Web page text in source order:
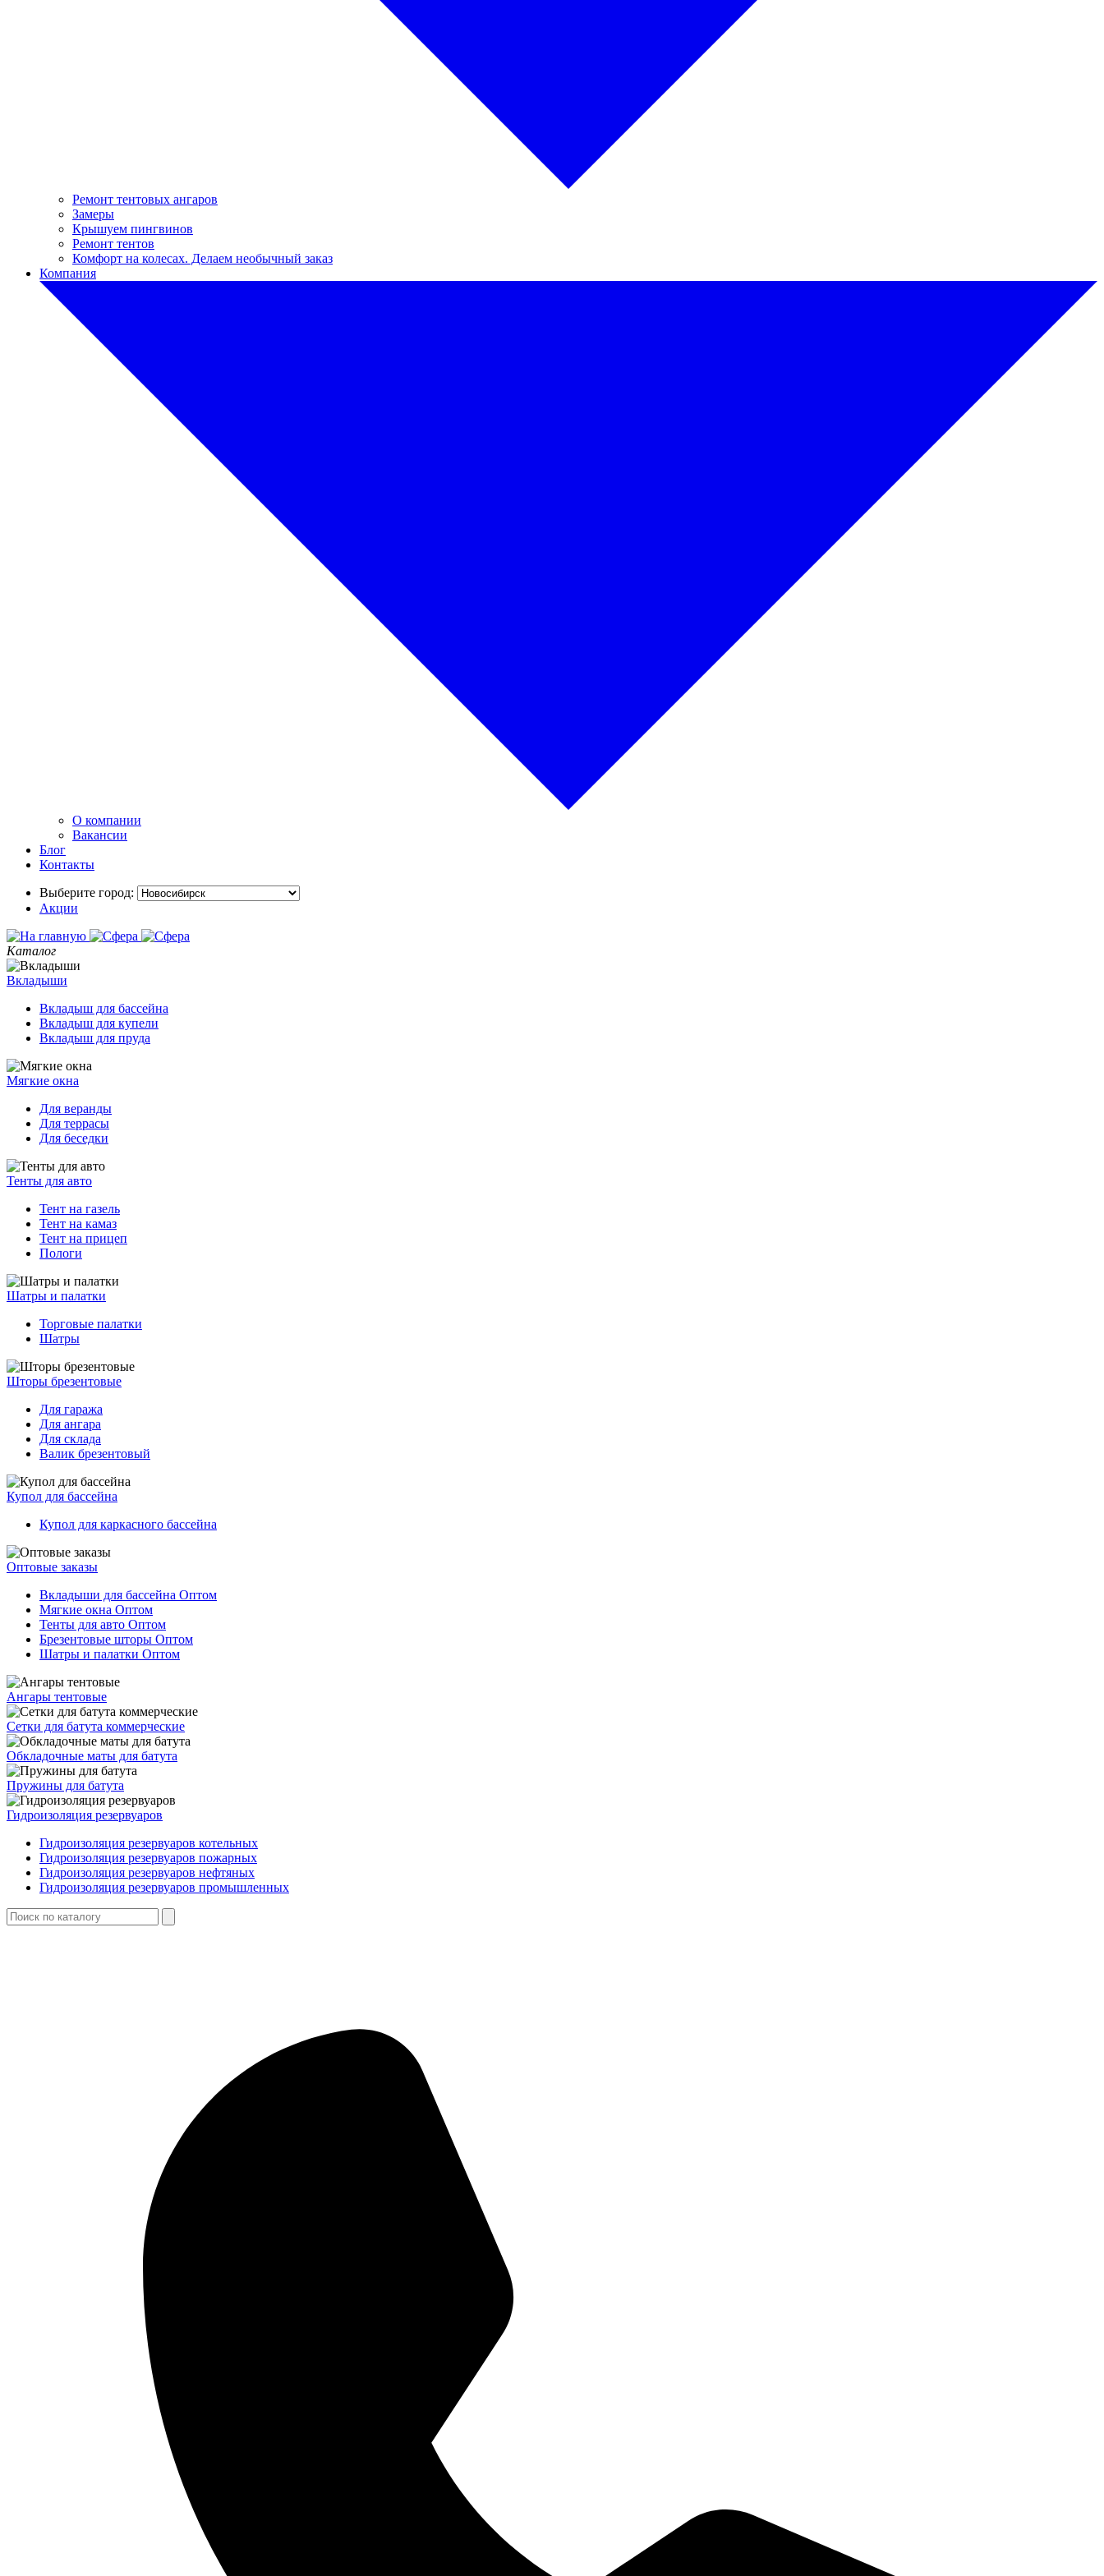
Ремонт тентовых ангаров
Замеры
Крышуем пингвинов
Ремонт тентов
Комфорт на колесах. Делаем необычный заказ
Компания
О компании
Вакансии
Блог
Контакты
Выберите город:
Акции
Каталог
Вкладыши
Вкладыш для бассейна
Вкладыш для купели
Вкладыш для пруда
Мягкие окна
Для веранды
Для террасы
Для беседки
Тенты для авто
Тент на газель
Тент на камаз
Тент на прицеп
Пологи
Шатры и палатки
Торговые палатки
Шатры
Шторы брезентовые
Для гаража
Для ангара
Для склада
Валик брезентовый
Купол для бассейна
Купол для каркасного бассейна
Оптовые заказы
Вкладыши для бассейна Оптом
Мягкие окна Оптом
Тенты для авто Оптом
Брезентовые шторы Оптом
Шатры и палатки Оптом
Ангары тентовые
Сетки для батута коммерческие
Обкладочные маты для батута
Пружины для батута
Гидроизоляция резервуаров
Гидроизоляция резервуаров котельных
Гидроизоляция резервуаров пожарных
Гидроизоляция резервуаров нефтяных
Гидроизоляция резервуаров промышленных